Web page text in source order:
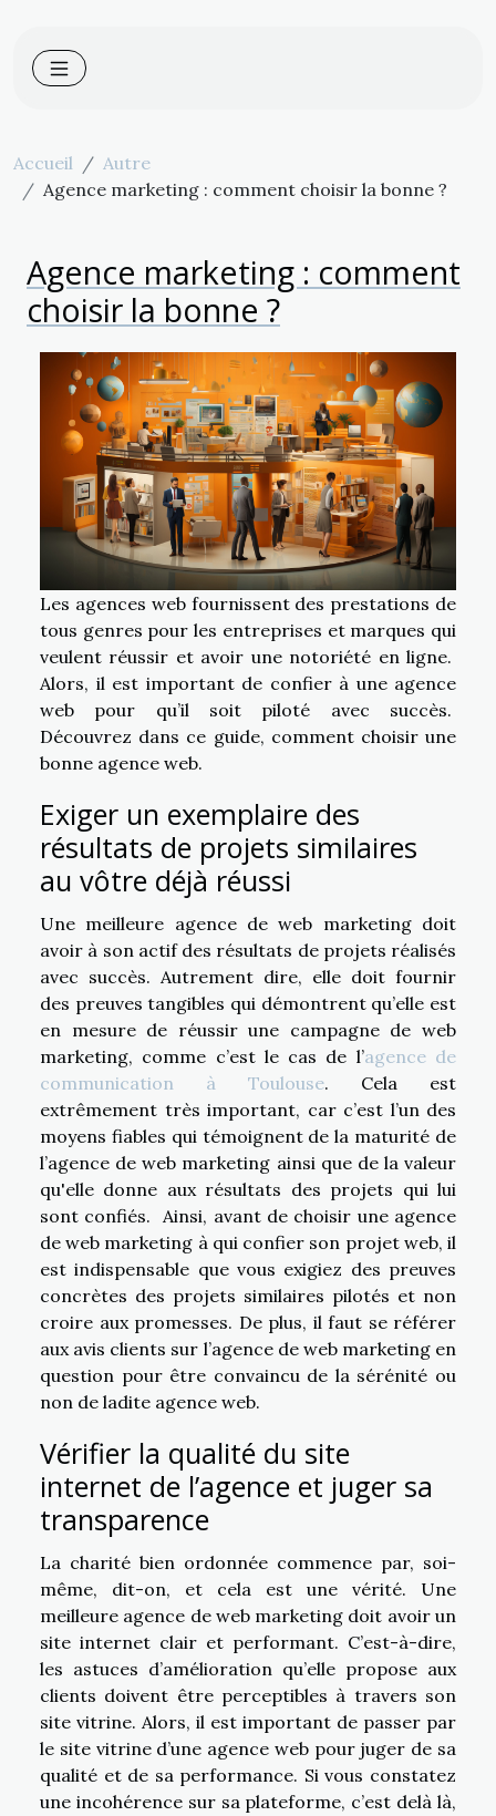
Accueil
Autre
Agence marketing : comment choisir la bonne ?
Agence marketing : comment
choisir la bonne ?
Les agences web fournissent des prestations de
tous genres pour les entreprises et marques qui
veulent réussir et avoir une notoriété en ligne.
Alors, il est important de confier à une agence
web pour qu’il soit piloté avec succès.
Découvrez dans ce guide, comment choisir une
bonne agence web.
Exiger un exemplaire des
résultats de projets similaires
au vôtre déjà réussi
Une meilleure agence de web marketing doit
avoir à son actif des résultats de projets réalisés
avec succès. Autrement dire, elle doit fournir
des preuves tangibles qui démontrent qu’elle est
en mesure de réussir une campagne de web
marketing, comme c’est le cas de l’agence de
communication à Toulouse. Cela est
extrêmement très important, car c’est l’un des
moyens fiables qui témoignent de la maturité de
l’agence de web marketing ainsi que de la valeur
qu'elle donne aux résultats des projets qui lui
sont confiés. Ainsi, avant de choisir une agence
de web marketing à qui confier son projet web, il
est indispensable que vous exigiez des preuves
concrètes des projets similaires pilotés et non
croire aux promesses. De plus, il faut se référer
aux avis clients sur l’agence de web marketing en
question pour être convaincu de la sérénité ou
non de ladite agence web.
Vérifier la qualité du site
internet de l’agence et juger sa
transparence
La charité bien ordonnée commence par, soi-
même, dit-on, et cela est une vérité. Une
meilleure agence de web marketing doit avoir un
site internet clair et performant. C’est-à-dire,
les astuces d’amélioration qu’elle propose aux
clients doivent être perceptibles à travers son
site vitrine. Alors, il est important de passer par
le site vitrine d’une agence web pour juger de sa
qualité et de sa performance. Si vous constatez
une incohérence sur sa plateforme, c’est delà là,